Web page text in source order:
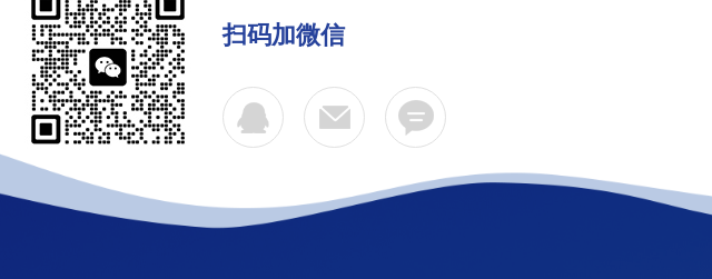
扫码加微信